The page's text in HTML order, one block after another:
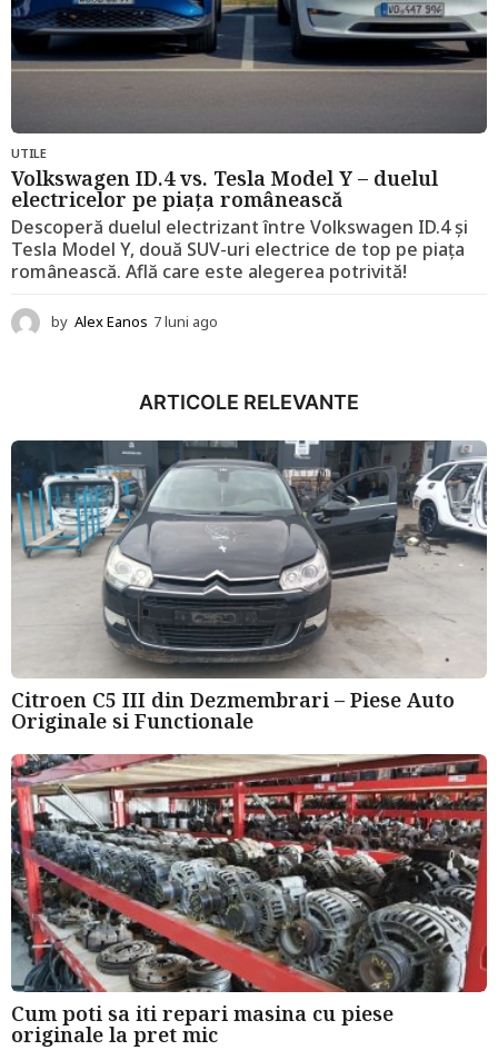
UTILE
Volkswagen ID.4 vs. Tesla Model Y – duelul
electricelor pe piața românească
Descoperă duelul electrizant între Volkswagen ID.4 și
Tesla Model Y, două SUV-uri electrice de top pe piața
românească. Află care este alegerea potrivită!
by Alex Eanos 7 luni ago
n
a
g
o
ARTICOLE RELEVANTE
Citroen C5 III din Dezmembrari – Piese Auto
Originale si Functionale
Cum poti sa iti repari masina cu piese
originale la pret mic